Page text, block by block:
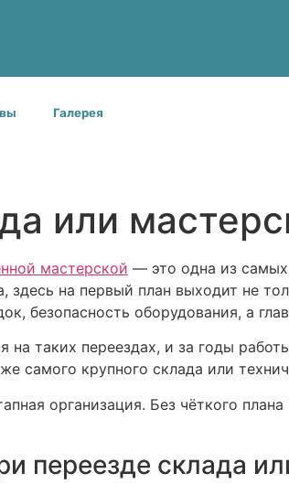
Галерея
или видео
или
мастерской — это одна из
здесь на первый план выходит не
безопасность оборудования, а
на таких переездах, и за годы
самого крупного склада или
организация. Без чёткого
переезде склада